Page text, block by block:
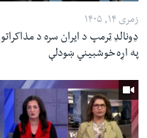
زمری ۱۴, ۱۴۰۵
ډونالډ ټرمپ د ایران سره د مذاکراتو
په اړه خوشبیني ښودلې